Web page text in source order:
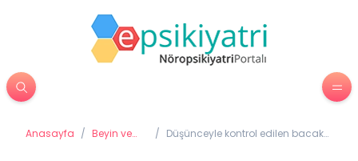
Anasayfa / Beyin ve
/ Düşünceyle kontrol edilen bacak